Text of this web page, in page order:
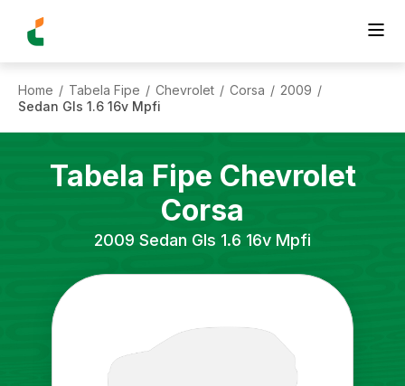
Home / Tabela Fipe / Chevrolet / Corsa / 2009 /
Sedan Gls 1.6 16v Mpfi
Tabela Fipe Chevrolet
Corsa
2009 Sedan Gls 1.6 16v Mpfi